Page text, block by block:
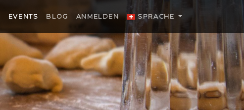
EVENTS BLOG ANMELDEN SPRACHE